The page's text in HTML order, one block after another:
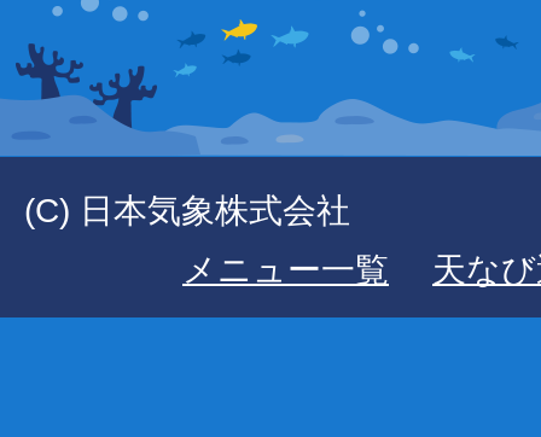
(C) 日本気象株式会社
メニュー一覧
天な